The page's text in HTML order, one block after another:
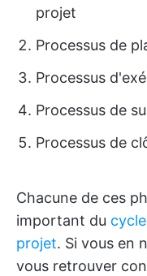
projet
Processus de
Processus
Processus de
Processus de
Chacune de ces
important du
projet. Si vous en
vous retrouver